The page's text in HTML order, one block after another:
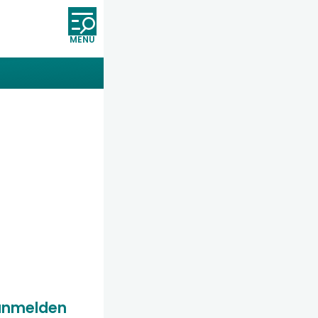
Öffnet und schließt die